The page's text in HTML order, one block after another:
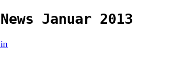
Januar 2013